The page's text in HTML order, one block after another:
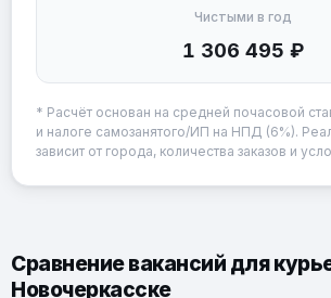
Чистыми в год
1 306 495 ₽
* Расчёт основан на средней почасовой
и налоге самозанятого/ИП на НПД (6%).
зависит от города, количества заказов и
Сравнение вакансий для
Новочеркасске